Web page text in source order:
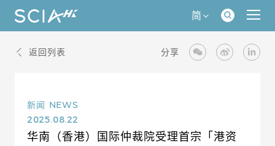
简
返回列表 分享
新闻 NEWS
2025.08.22
华南（香港）国际仲裁院受理首宗「港资